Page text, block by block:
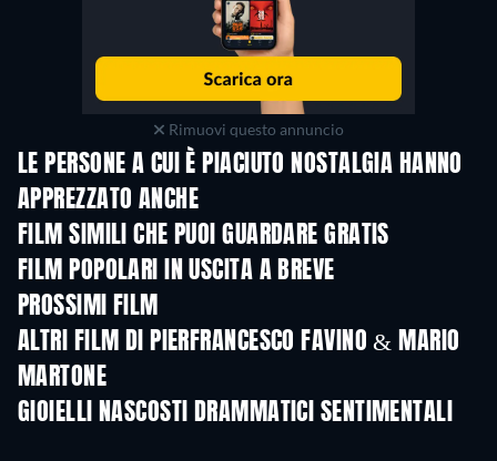
Rimuovi questo annuncio
LE PERSONE A CUI È PIACIUTO NOSTALGIA HANNO
APPREZZATO ANCHE
FILM SIMILI CHE PUOI GUARDARE GRATIS
FILM POPOLARI IN USCITA A BREVE
PROSSIMI FILM
ALTRI FILM DI PIERFRANCESCO FAVINO & MARIO
MARTONE
GIOIELLI NASCOSTI DRAMMATICI SENTIMENTALI